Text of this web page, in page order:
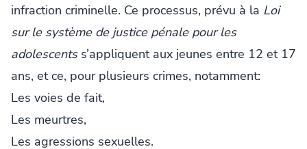
infraction criminelle. Ce processus, prévu à la Loi
sur le système de justice pénale pour les
adolescentss’appliquent aux jeunes entre 12 et 17
ans, et ce, pour plusieurs crimes, notamment:
Les voies de fait,
Les meurtres,
Les agressions sexuelles.